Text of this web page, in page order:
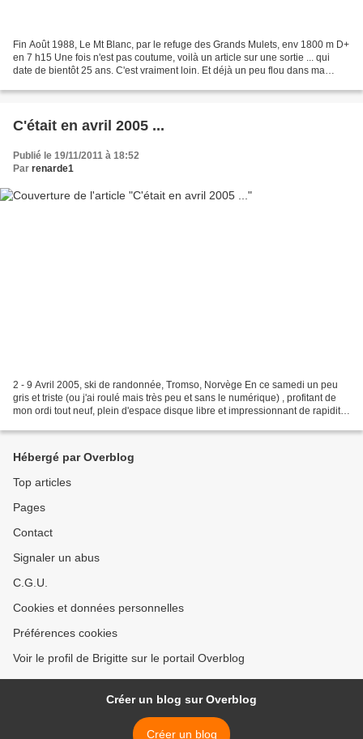
Fin Août 1988, Le Mt Blanc, par le refuge des Grands Mulets, env 1800 m D+
en 7 h15 Une fois n'est pas coutume, voilà un article sur une sortie ... qui
date de bientôt 25 ans. C'est vraiment loin. Et déjà un peu flou dans ma
C'était en avril 2005 ...
Publié le 19/11/2011 à 18:52
Par renarde1
2 - 9 Avril 2005, ski de randonnée, Tromso, Norvège En ce samedi un peu
gris et triste (ou j'ai roulé mais très peu et sans le numérique) , profitant de
mon ordi tout neuf, plein d'espace disque libre et impressionnant de rapidité,
Hébergé par Overblog
Top articles
Pages
Contact
Signaler un abus
C.G.U.
Cookies et données personnelles
Préférences cookies
Voir le profil de Brigitte sur le portail Overblog
Créer un blog sur Overblog
Créer un blog